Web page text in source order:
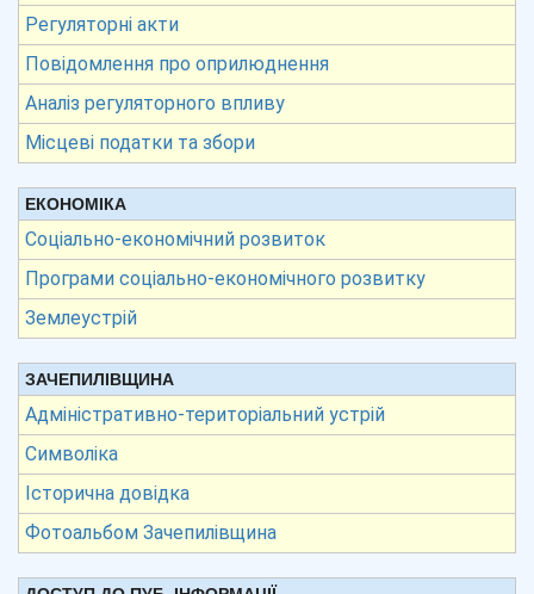
Регуляторні акти
Повідомлення про оприлюднення
Аналіз регуляторного впливу
Місцеві податки та збори
ЕКОНОМІКА
Соціально-економічний розвиток
Програми соціально-економічного розвитку
Землеустрій
ЗАЧЕПИЛІВЩИНА
Адміністративно-територіальний устрій
Символіка
Історична довідка
Фотоальбом Зачепилівщина